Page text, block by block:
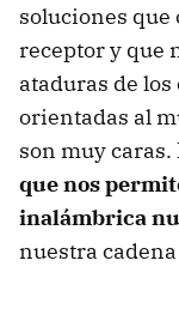
soluciones
receptor y que
ataduras de
orientadas al
son muy caras.
que nos
inalámbrica
nuestra